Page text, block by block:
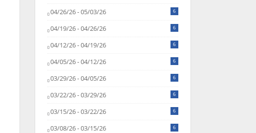
04/26/26 - 05/03/26 6
04/19/26 - 04/26/26 6
04/12/26 - 04/19/26 6
04/05/26 - 04/12/26 6
03/29/26 - 04/05/26 6
03/22/26 - 03/29/26 6
03/15/26 - 03/22/26 6
03/08/26 - 03/15/26 6